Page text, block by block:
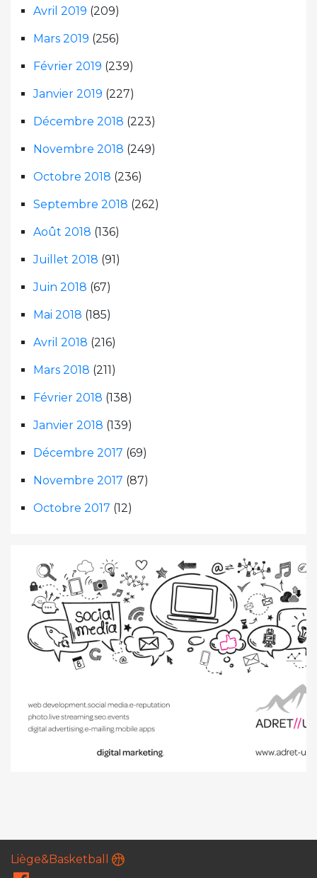
Avril 2019 (209)
Mars 2019 (256)
Février 2019 (239)
Janvier 2019 (227)
Décembre 2018 (223)
Novembre 2018 (249)
Octobre 2018 (236)
Septembre 2018 (262)
Août 2018 (136)
Juillet 2018 (91)
Juin 2018 (67)
Mai 2018 (185)
Avril 2018 (216)
Mars 2018 (211)
Février 2018 (138)
Janvier 2018 (139)
Décembre 2017 (69)
Novembre 2017 (87)
Octobre 2017 (12)
Liège&Basketball